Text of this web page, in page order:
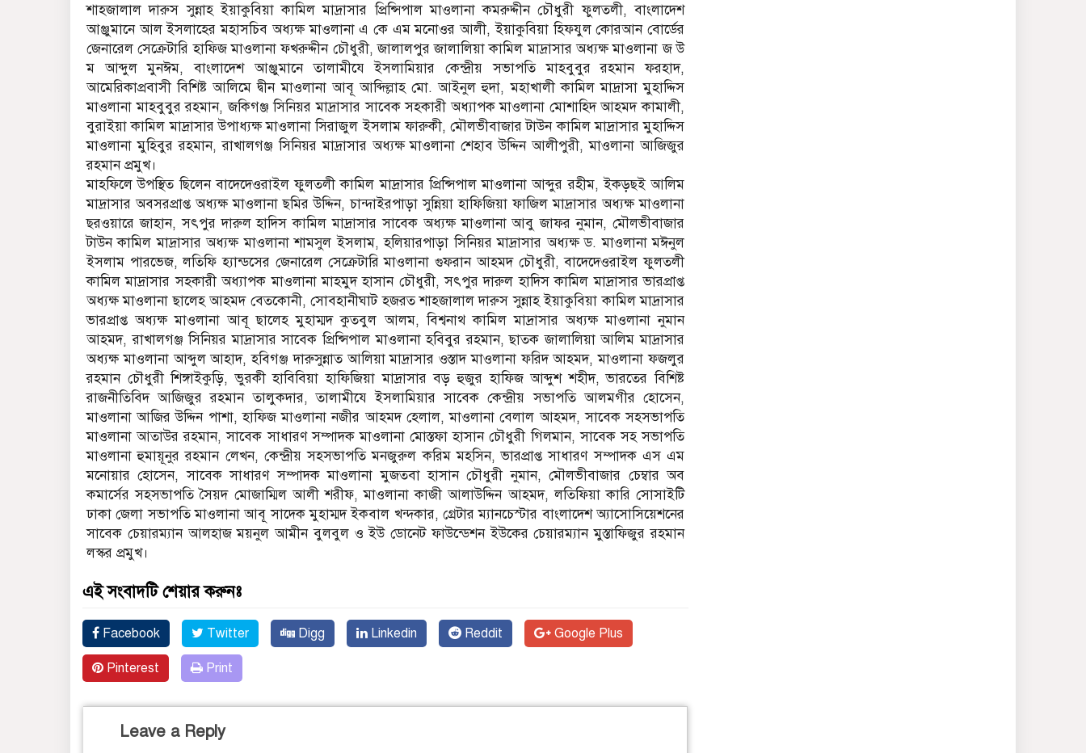
শাহজালাল দারুস সুন্নাহ ইয়াকুবিয়া কামিল মাদ্রাসার প্রিন্সিপাল মাওলানা কমরুদ্দীন চৌধুরী ফুলতলী, বাংলাদেশ
আঞ্জুমানে আল ইসলাহের মহাসচিব অধ্যক্ষ মাওলানা এ কে এম মনোওর আলী, ইয়াকুবিয়া হিফযুল কোরআন বোর্ডের
জেনারেল সেক্রেটারি হাফিজ মাওলানা ফখরুদ্দীন চৌধুরী, জালালপুর জালালিয়া কামিল মাদ্রাসার অধ্যক্ষ মাওলানা জ উ
ম আব্দুল মুনঈম, বাংলাদেশ আঞ্জুমানে তালামীযে ইসলামিয়ার কেন্দ্রীয় সভাপতি মাহবুবুর রহমান ফরহাদ,
আমেরিকাপ্রবাসী বিশিষ্ট আলিমে দ্বীন মাওলানা আবূ আব্দিল্লাহ মো. আইনুল হুদা, মহাখালী কামিল মাদ্রাসা মুহাদ্দিস
মাওলানা মাহবুবুর রহমান, জকিগঞ্জ সিনিয়র মাদ্রাসার সাবেক সহকারী অধ্যাপক মাওলানা মোশাহিদ আহমদ কামালী,
বুরাইয়া কামিল মাদ্রাসার উপাধ্যক্ষ মাওলানা সিরাজুল ইসলাম ফারুকী, মৌলভীবাজার টাউন কামিল মাদ্রাসার মুহাদ্দিস
মাওলানা মুহিবুর রহমান, রাখালগঞ্জ সিনিয়র মাদ্রাসার অধ্যক্ষ মাওলানা শেহাব উদ্দিন আলীপুরী, মাওলানা আজিজুর
রহমান প্রমুখ।
মাহফিলে উপস্থিত ছিলেন বাদেদেওরাইল ফুলতলী কামিল মাদ্রাসার প্রিন্সিপাল মাওলানা আব্দুর রহীম, ইকড়ছই আলিম
মাদ্রাসার অবসরপ্রাপ্ত অধ্যক্ষ মাওলানা ছমির উদ্দিন, চান্দাইরপাড়া সুন্নিয়া হাফিজিয়া ফাজিল মাদ্রাসার অধ্যক্ষ মাওলানা
ছরওয়ারে জাহান, সৎপুর দারুল হাদিস কামিল মাদ্রাসার সাবেক অধ্যক্ষ মাওলানা আবু জাফর নুমান, মৌলভীবাজার
টাউন কামিল মাদ্রাসার অধ্যক্ষ মাওলানা শামসুল ইসলাম, হলিয়ারপাড়া সিনিয়র মাদ্রাসার অধ্যক্ষ ড. মাওলানা মঈনুল
ইসলাম পারভেজ, লতিফি হ্যান্ডসের জেনারেল সেক্রেটারি মাওলানা গুফরান আহমদ চৌধুরী, বাদেদেওরাইল ফুলতলী
কামিল মাদ্রাসার সহকারী অধ্যাপক মাওলানা মাহমুদ হাসান চৌধুরী, সৎপুর দারুল হাদিস কামিল মাদ্রাসার ভারপ্রাপ্ত
অধ্যক্ষ মাওলানা ছালেহ আহমদ বেতকোনী, সোবহানীঘাট হজরত শাহজালাল দারুস সুন্নাহ ইয়াকুবিয়া কামিল মাদ্রাসার
ভারপ্রাপ্ত অধ্যক্ষ মাওলানা আবূ ছালেহ মুহাম্মদ কুতবুল আলম, বিশ্বনাথ কামিল মাদ্রাসার অধ্যক্ষ মাওলানা নুমান
আহমদ, রাখালগঞ্জ সিনিয়র মাদ্রাসার সাবেক প্রিন্সিপাল মাওলানা হবিবুর রহমান, ছাতক জালালিয়া আলিম মাদ্রাসার
অধ্যক্ষ মাওলানা আব্দুল আহাদ, হবিগঞ্জ দারুসুন্নাত আলিয়া মাদ্রাসার ওস্তাদ মাওলানা ফরিদ আহমদ, মাওলানা ফজলুর
রহমান চৌধুরী শিঙ্গাইকুড়ি, ভুরকী হাবিবিয়া হাফিজিয়া মাদ্রাসার বড় হুজুর হাফিজ আব্দুশ শহীদ, ভারতের বিশিষ্ট
রাজনীতিবিদ আজিজুর রহমান তালুকদার, তালামীযে ইসলামিয়ার সাবেক কেন্দ্রীয় সভাপতি আলমগীর হোসেন,
মাওলানা আজির উদ্দিন পাশা, হাফিজ মাওলানা নজীর আহমদ হেলাল, মাওলানা বেলাল আহমদ, সাবেক সহসভাপতি
মাওলানা আতাউর রহমান, সাবেক সাধারণ সম্পাদক মাওলানা মোস্তফা হাসান চৌধুরী গিলমান, সাবেক সহ সভাপতি
মাওলানা হুমায়ূনুর রহমান লেখন, কেন্দ্রীয় সহসভাপতি মনজুরুল করিম মহসিন, ভারপ্রাপ্ত সাধারণ সম্পাদক এস এম
মনোয়ার হোসেন, সাবেক সাধারণ সম্পাদক মাওলানা মুজতবা হাসান চৌধুরী নুমান, মৌলভীবাজার চেম্বার অব
কমার্সের সহসভাপতি সৈয়দ মোজাম্মিল আলী শরীফ, মাওলানা কাজী আলাউদ্দিন আহমদ, লতিফিয়া কারি সোসাইটি
ঢাকা জেলা সভাপতি মাওলানা আবূ সাদেক মুহাম্মদ ইকবাল খন্দকার, গ্রেটার ম্যানচেস্টার বাংলাদেশ অ্যাসোসিয়েশনের
সাবেক চেয়ারম্যান আলহাজ ময়নুল আমীন বুলবুল ও ইউ ডোনেট ফাউন্ডেশন ইউকের চেয়ারম্যান মুস্তাফিজুর রহমান
লস্কর প্রমুখ।
এই সংবাদটি শেয়ার করুনঃ
Facebook Twitter Digg Linkedin Reddit Google Plus
Pinterest Print
Leave a Reply